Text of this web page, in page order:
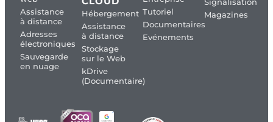
Assistance
à distance
Adresses
électroniques
Sauvegarde
en nuage
Hébergement
Assistance
à distance
Stockage
sur le Web
kDrive
(Documentaire)
Tutoriel
Documentaires
Evénements
Magazines